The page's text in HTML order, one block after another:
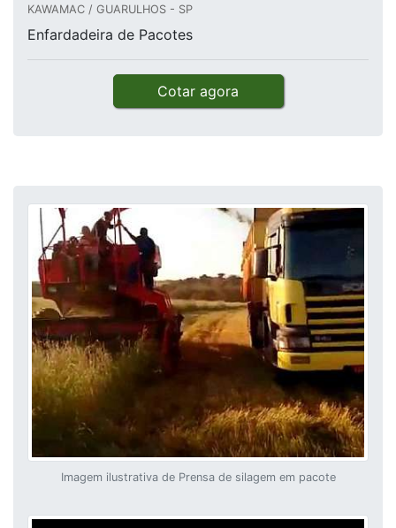
KAWAMAC / GUARULHOS - SP
Enfardadeira de Pacotes
Cotar agora
Imagem ilustrativa de Prensa de silagem em pacote